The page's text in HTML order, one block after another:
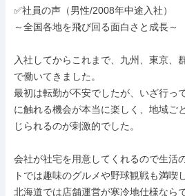
✅社員の声（男性/2008年中途入社）
～全国各地を飛び回る面白さと成長～
入社してからこれまで、九州、東京、
で働いてきました。
最初は転勤が不安でしたが、いざ行っ
に触れる機会が本当に楽しく、地域ご
じられるのが刺激的でした。
会社が社宅を用意してくれるので生活
トでは趣味のグルメや野球観戦も満喫
北海道では店舗運営が寒冷地仕様なら